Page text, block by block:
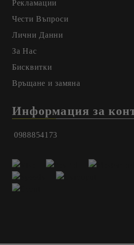
Рекламации
Чести Въпроси
Лични Данни
За Нас
Бисквитки
Връщане и замяна
Информация за
0988854173